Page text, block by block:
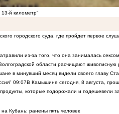
13-й километр"
городского суда, где пройдет первое
из-за того, что она занималась
области расчищают
в минувший месяц видели своего главу
09:07В Камышине сегодня, 8 августа,
продукты, которые подорожали и подешевели
Кубань: ранены пять человек